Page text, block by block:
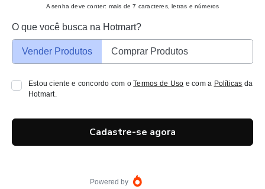
A senha deve conter: mais de 7 caracteres, letras e números
O que você busca na Hotmart?
Vender Produtos Comprar Produtos
Estou ciente e concordo com oTermos de Uso e com a Políticas da
Hotmart.
Cadastre-se agora
Powered by